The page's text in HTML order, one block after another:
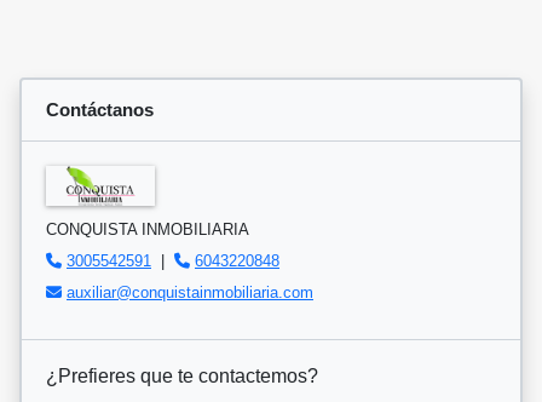
Contáctanos
CONQUISTA INMOBILIARIA
3005542591
|
6043220848
auxiliar@conquistainmobiliaria.com
¿Prefieres que te contactemos?